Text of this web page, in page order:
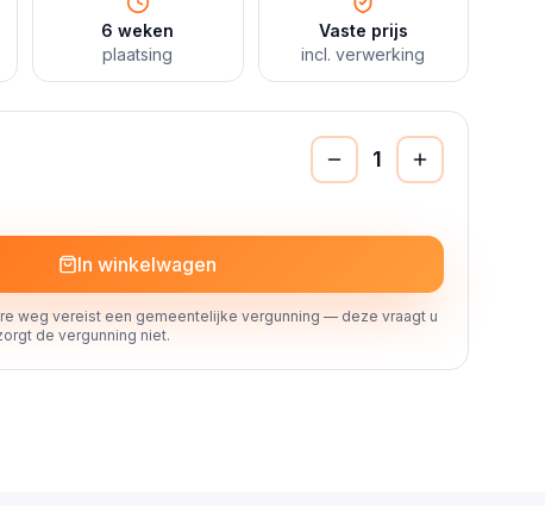
6 weken
plaatsing
Vaste prijs
incl. verwerking
1
In winkelwagen
weg vereist een gemeentelijke vergunning — deze vraagt u
de vergunning niet.